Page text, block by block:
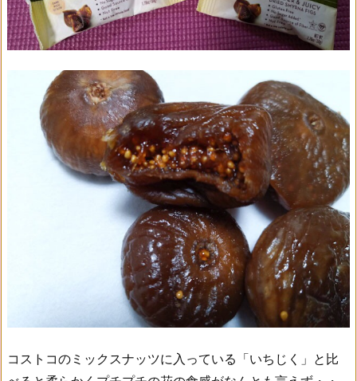
コストコのミックスナッツに入っている「いちじく」と比